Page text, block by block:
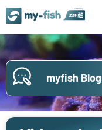
myfish Blog